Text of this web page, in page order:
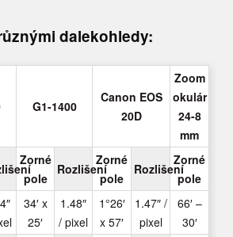
dalekohledy:
G1-1400
Canon EOS
20D
Zoom
okulár
24-8
mm
Zorné
pole
Rozlišení
Zorné
pole
Rozlišení
Zorné
pole
34′ x
25′
1.48″
/ pixel
1°26′
x 57′
1.47″ /
pixel
66′ –
30′